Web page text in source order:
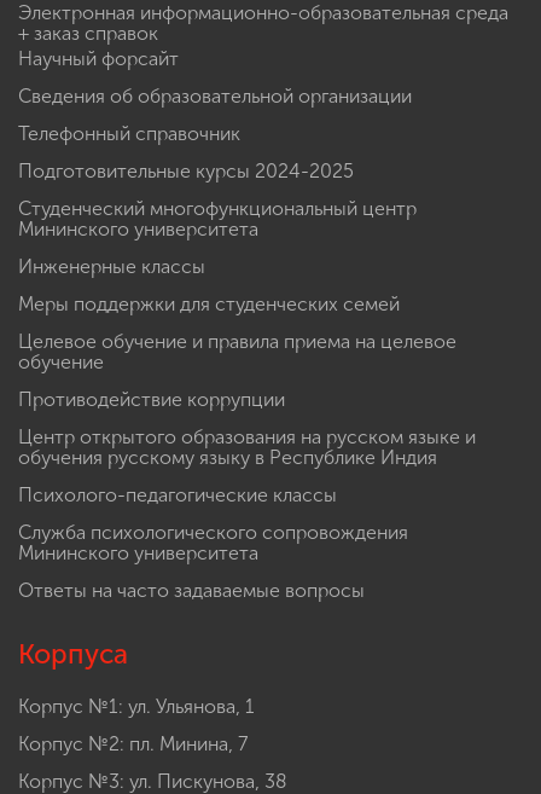
Электронная информационно-образовательная среда
+ заказ справок
Научный форсайт
Сведения об образовательной организации
Телефонный справочник
Подготовительные курсы 2024-2025
Студенческий многофункциональный центр
Мининского университета
Инженерные классы
Меры поддержки для студенческих семей
Целевое обучение и правила приема на целевое
обучение
Противодействие коррупции
Центр открытого образования на русском языке и
обучения русскому языку в Республике Индия
Психолого-педагогические классы
Служба психологического сопровождения
Мининского университета
Ответы на часто задаваемые вопросы
Корпуса
Корпус №1: ул. Ульянова, 1
Корпус №2: пл. Минина, 7
Корпус №3: ул. Пискунова, 38